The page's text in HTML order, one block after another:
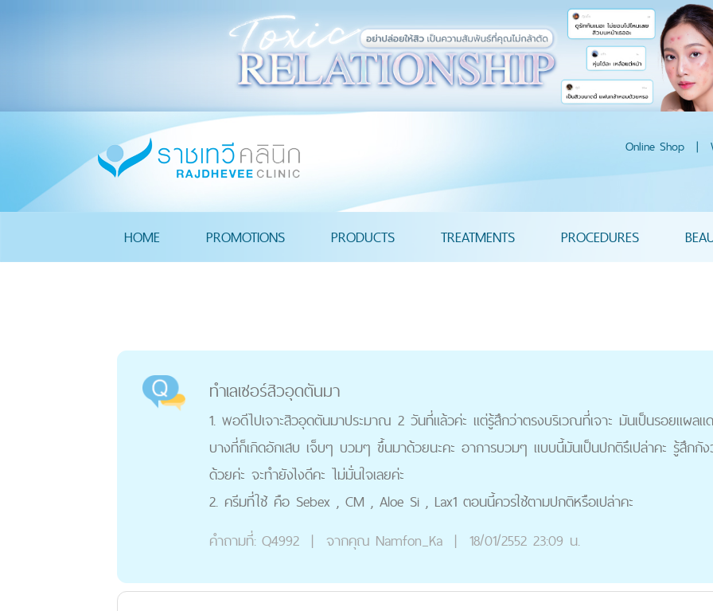
Online Shop |
HOME PROMOTIONS PRODUCTS TREATMENTS PROCEDURES
ทำเลเซอร์สิวอุดตันมา
1. พอดีไปเจาะสิวอุดตันมาประมาณ 2 วันที่แล้วค่ะ แต่รู้สึกว่าตรงบริเวณที่เจาะ มันเป็นรอยแผลแ
บางที่ก็เกิดอักเสบ เจ็บๆ บวมๆ ขึ้นมาด้วยนะคะ อาการบวมๆ แบบนี้มันเป็นปกติรึเปล่าคะ รู้สึกกัง
ด้วยค่ะ จะทำยังไงดีคะ ไม่มั่นใจเลยค่ะ
2. ครีมที่ใช้ คือ Sebex , CM , Aloe Si , Lax1 ตอนนี้ควรใช้ตามปกติหรือเปล่าคะ
คำถามที่: Q4992 | จากคุณ Namfon_Ka | 18/01/2552 23:09 น.